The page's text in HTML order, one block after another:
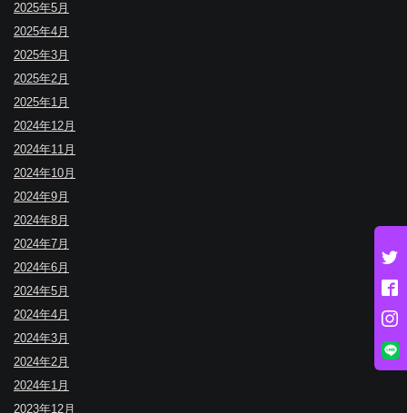
2025年5月
2025年4月
2025年3月
2025年2月
2025年1月
2024年12月
2024年11月
2024年10月
2024年9月
2024年8月
2024年7月
2024年6月
2024年5月
2024年4月
2024年3月
2024年2月
2024年1月
2023年12月